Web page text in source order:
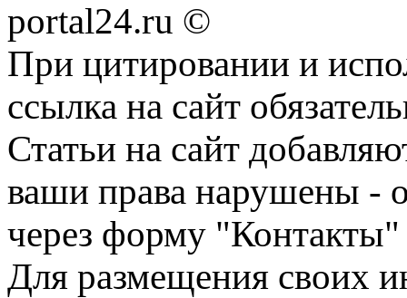
portal24.ru ©
При цитировании и
ссылка на сайт
Статьи на сайт
ваши права нарушены -
через форму "Контакты"
Для размещения своих